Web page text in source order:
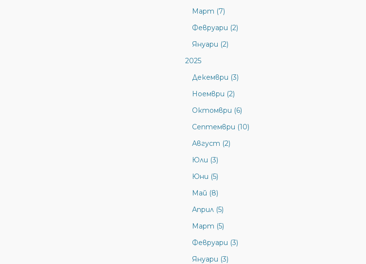
Март (7)
Февруари (2)
Януари (2)
2025
Декември (3)
Ноември (2)
Октомври (6)
Септември (10)
Август (2)
Юли (3)
Юни (5)
Май (8)
Април (5)
Март (5)
Февруари (3)
Януари (3)